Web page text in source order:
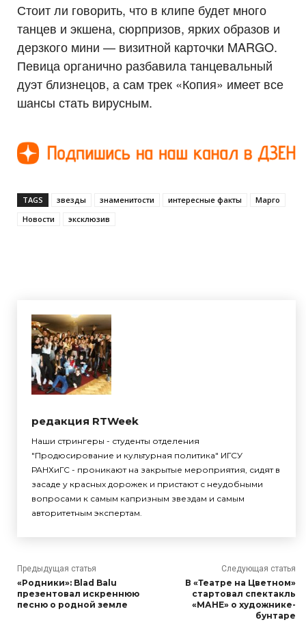
Стоит ли говорить, что в клипе будет много
танцев и экшена, сюрпризов, ярких образов и
дерзкого мини — визитной карточки MARGO.
Певица органично разбавила танцевальный
дуэт близнецов, а сам трек «Копия» имеет все
шансы стать вирусным.
TAGS звезды знаменитости интересные факты
Марго
Новости
эксклюзив
редакция RTWeek
Наши стрингеры - студенты отделения
"Продюсирование и культурная политика" ИГСУ
РАНХиГС - проникают на закрытые мероприятия, сидят в
засаде у красных дорожек и пристают с неудобными
вопросами к самым капризным звездам и самым
авторитетным экспертам.
Предыдущая статья
«Родники»: Blad Balu
презентовал искреннюю
песню о родной земле
Следующая статья
В «Театре на Цветном»
стартовал спектакль
«МАНЕ» о художнике-
бунтаре